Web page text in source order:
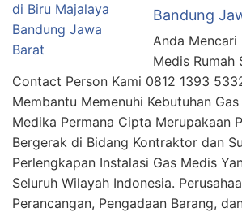
Bandung
Anda
Medis Rumah
Contact Person Kami 0812 1393
Membantu Memenuhi Kebutuhan
Medika Permana Cipta Merupakaan
Bergerak di Bidang Kontraktor dan
Perlengkapan Instalasi Gas Medis
Seluruh Wilayah Indonesia.
Perancangan, Pengadaan Barang,